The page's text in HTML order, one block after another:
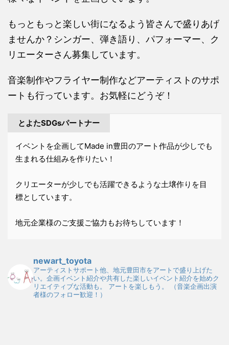
もっともっと楽しい街になるよう皆さんで盛りあげ
ませんか？シンガー、弾き語り、パフォーマー、ク
リエーターさん募集しています。
音楽制作やフライヤー制作などアーティストのサポ
ートも行っています。お気軽にどうぞ！
とよたSDGsパートナー
イベントを企画してMade in豊田のアート作品が少しでも
生まれる仕組みを作りたい！
クリエーターが少しでも活躍できるような土壌作りを目
標としています。
地元企業様のご支援ご協力もお待ちしています！
newart_toyota
アーティストサポート他、地元豊田市をアートで盛り上げた
い。企画イベント紹介や共有した楽しいイベント紹介を始めク
リエイティブな活動も。
アートを楽しもう。
（音楽企画出演
者様のフォロー歓迎！）